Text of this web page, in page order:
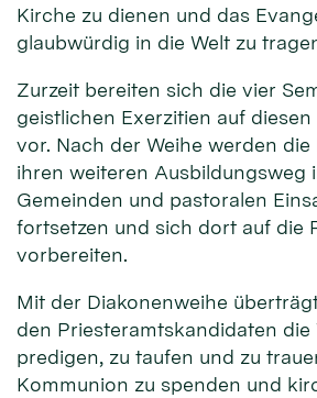
Kirche zu dienen und das
glaubwürdig in die Welt zu
Zurzeit bereiten sich die vier
geistlichen Exerzitien auf
vor. Nach der Weihe werden die
ihren weiteren Ausbildungsweg
Gemeinden und pastoralen
fortsetzen und sich dort auf die
vorbereiten.
Mit der Diakonenweihe
den Priesteramtskandidaten die
predigen, zu taufen und zu
Kommunion zu spenden und